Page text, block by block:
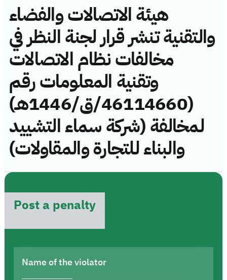
هيئة الاتصالات والفضاء
والتقنية تنشر قرار لجنة النظر في
مخالفات نظام الاتصالات
وتقنية المعلومات رقم
(46114660/ق/1446هـ)
لمخالفة (شركة سماء التشييد
والبناء للتجارة والمقاولات)
Post a penalty
Name of the violator